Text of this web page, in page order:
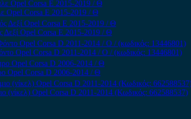
Opel Corsa E 2015-2019 / Θ
Δεξί Opel Corsa E 2015-2019 / Θ
Opel Corsa D 2011-2014 / Ο / (κωδικός: 13446801)
Opel Corsa D 2006-2014 / Θ
(νίκελ) Opel Corsa D 2011-2014 (Κωδικός: 662588537)